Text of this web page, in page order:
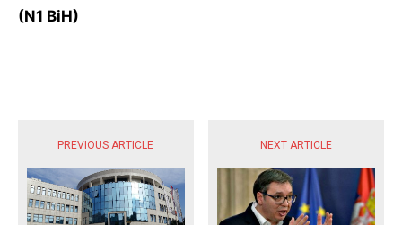
(N1 BiH)
PREVIOUS ARTICLE NEXT ARTICLE